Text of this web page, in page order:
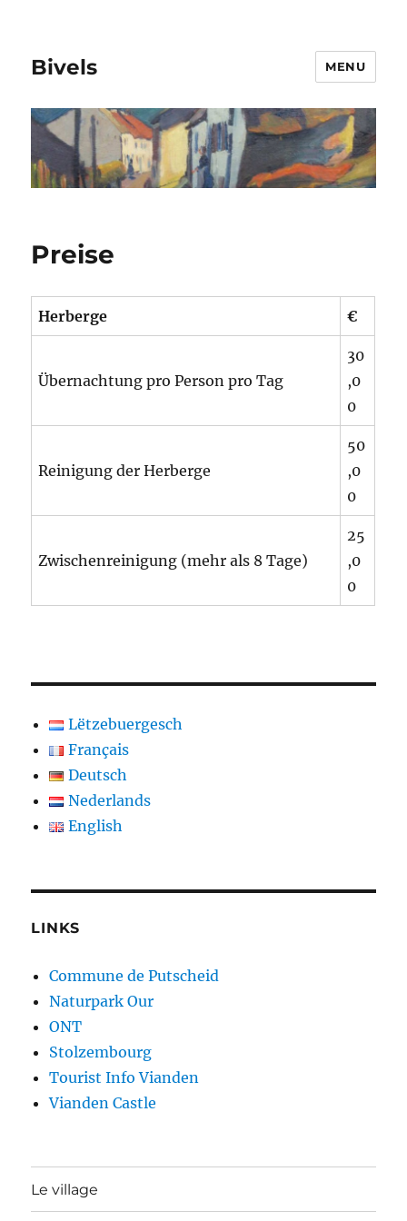
Bivels MENU
Preise
Herberge €
Übernachtung pro Person pro Tag
30
,0
0
Reinigung der Herberge
50
,0
0
Zwischenreinigung (mehr als 8 Tage)
25
,0
0
Lëtzebuergesch
Français
Deutsch
Nederlands
English
LINKS
Commune de Putscheid
Naturpark Our
ONT
Stolzembourg
Tourist Info Vianden
Vianden Castle
Le village